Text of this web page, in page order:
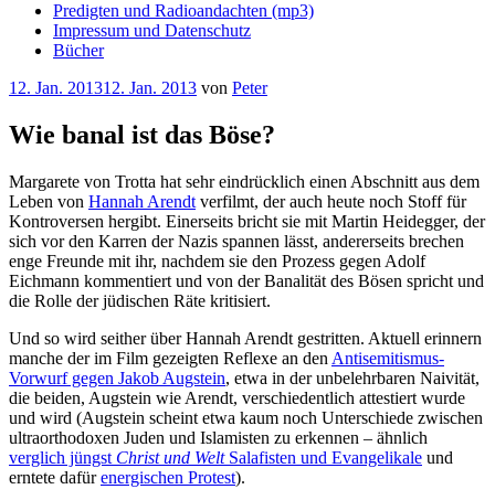
Predigten und Radioandachten (mp3)
Impressum und Datenschutz
Bücher
Veröffentlicht
12. Jan. 201312. Jan. 2013 von Peter
Wie banal ist das Böse?
Margarete von Trotta hat sehr eindrücklich einen Abschnitt aus dem
Leben von Hannah Arendt verfilmt, der auch heute noch Stoff für
Kontroversen hergibt. Einerseits bricht sie mit Martin Heidegger, der
sich vor den Karren der Nazis spannen lässt, andererseits brechen
enge Freunde mit ihr, nachdem sie den Prozess gegen Adolf
Eichmann kommentiert und von der Banalität des Bösen spricht und
die Rolle der jüdischen Räte kritisiert.
Und so wird seither über Hannah Arendt gestritten. Aktuell erinnern
manche der im Film gezeigten Reflexe an den Antisemitismus-
Vorwurf gegen Jakob Augstein, etwa in der unbelehrbaren Naivität,
die beiden, Augstein wie Arendt, verschiedentlich attestiert wurde
und wird (Augstein scheint etwa kaum noch Unterschiede zwischen
ultraorthodoxen Juden und Islamisten zu erkennen – ähnlich
verglich jüngst Christ und WeltSalafisten und Evangelikale und
erntete dafürenergischen Protest).